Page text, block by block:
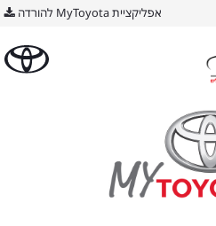
אפליקציית MyToyota להורדה